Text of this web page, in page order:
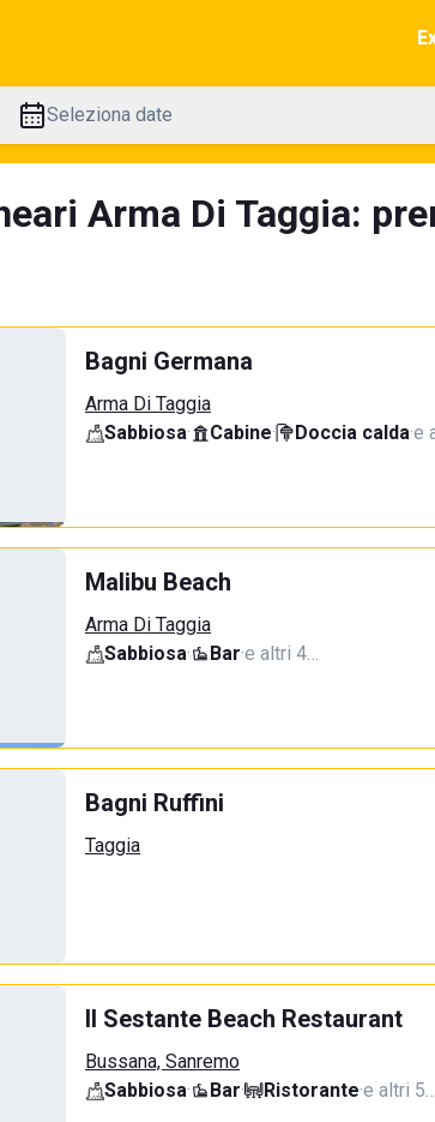
Seleziona date
Arma Di Taggia:
Bagni Germana
Arma Di Taggia
Sabbiosa· Cabine· Doccia calda·e
Malibu Beach
Arma Di Taggia
Sabbiosa· Bar·e altri 4…
Bagni Ruffini
Taggia
Il Sestante Beach Restaurant
Bussana, Sanremo
Sabbiosa· Bar· Ristorante·e altri 5…